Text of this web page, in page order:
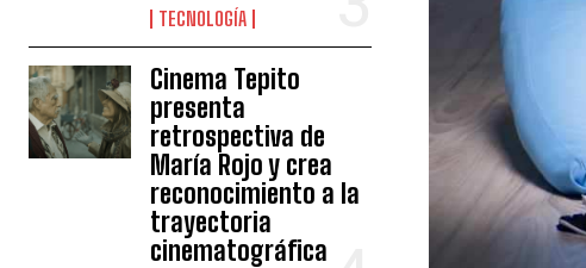
TECNOLOGÍA
Cinema Tepito
presenta
retrospectiva de
María Rojo y crea
reconocimiento a la
trayectoria
cinematográfica